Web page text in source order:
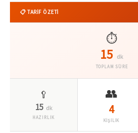
📋 TARİF ÖZETİ
⏱️
15 dk
TOPLAM SÜRE
🥄
15 dk
HAZIRLIK
👥
4
KİŞİLİK